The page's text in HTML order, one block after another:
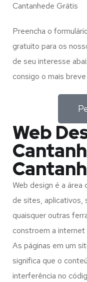
Cantanhede Grátis
Preencha o
gratuito para os
de seu interesse
consigo o mais
Web
Web design é a
de sites, aplicativos,
quaisquer outras
constroem a
As páginas em um
significa que o
interferência no